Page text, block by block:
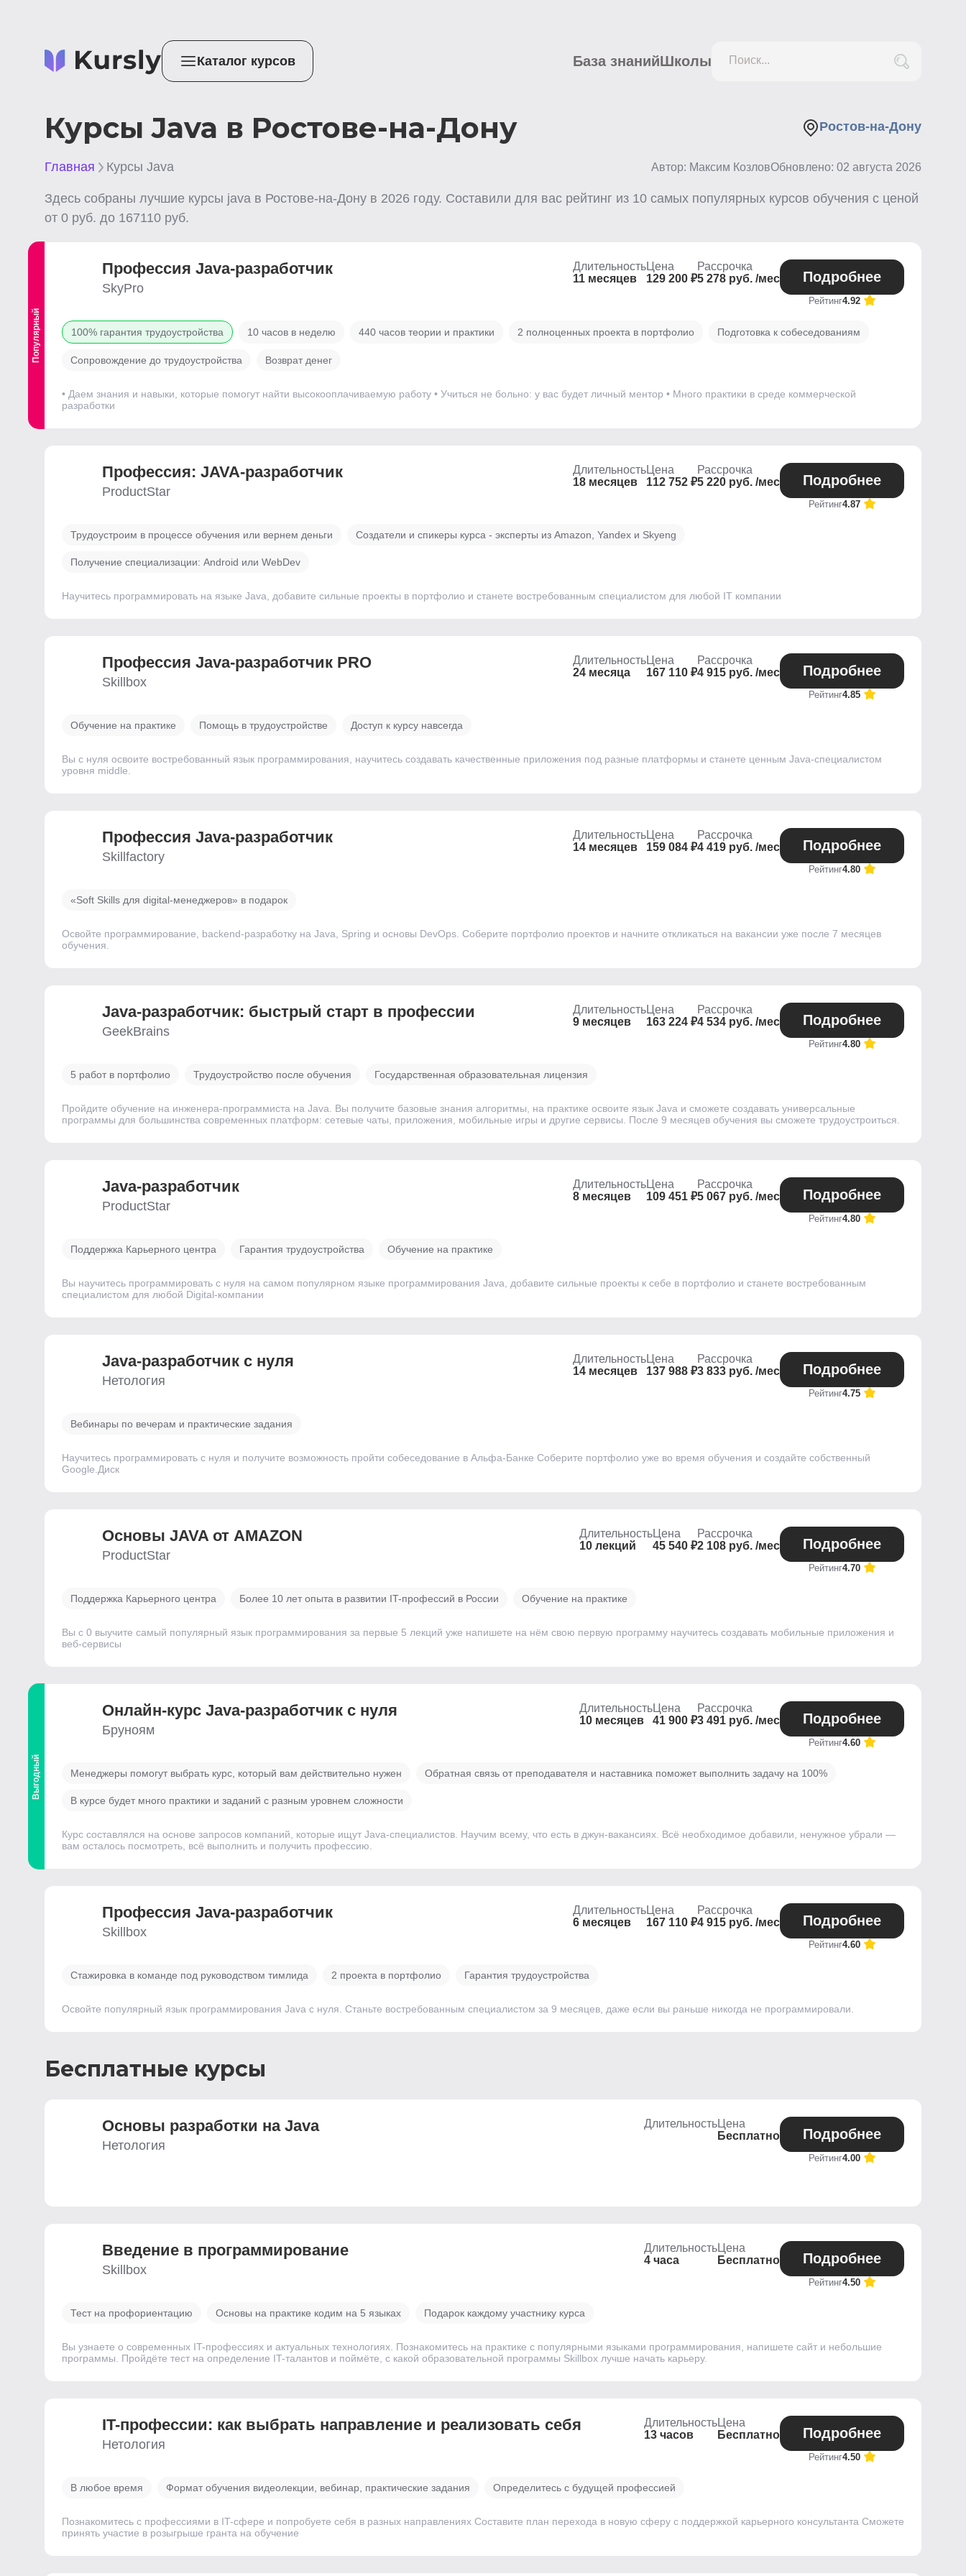
Каталог курсов База знанийШколы Поиск...
Курсы Java в Ростове-на-Дону Ростов-на-Дону
Главная Курсы Java Автор: Максим КозловОбновлено: 02 августа 2026
Здесь собраны лучшие курсы java в Ростове-на-Дону в 2026 году. Составили для вас рейтинг из 10 самых популярных курсов обучения с ценой
от 0 руб. до 167110 руб.
Популярный
Профессия Java-разработчик
SkyPro
Длительность
11 месяцев
Цена
129 200 ₽
Рассрочка
5 278 руб. /мес
Подробнее
Рейтинг4.92
100% гарантия трудоустройства 10 часов в неделю 440 часов теории и практики 2 полноценных проекта в портфолио Подготовка к собеседованиям
Сопровождение до трудоустройства Возврат денег
• Даем знания и навыки, которые помогут найти высокооплачиваемую работу • Учиться не больно: у вас будет личный ментор • Много практики в среде коммерческой
разработки
Профессия: JAVA-разработчик
ProductStar
Длительность
18 месяцев
Цена
112 752 ₽
Рассрочка
5 220 руб. /мес
Подробнее
Рейтинг4.87
Трудоустроим в процессе обучения или вернем деньги Создатели и спикеры курса - эксперты из Amazon, Yandex и Skyeng
Получение специализации: Android или WebDev
Научитесь программировать на языке Java, добавите сильные проекты в портфолио и станете востребованным специалистом для любой IT компании
Профессия Java-разработчик PRO
Skillbox
Длительность
24 месяца
Цена
167 110 ₽
Рассрочка
4 915 руб. /мес
Подробнее
Рейтинг4.85
Обучение на практике Помощь в трудоустройстве Доступ к курсу навсегда
Вы с нуля освоите востребованный язык программирования, научитесь создавать качественные приложения под разные платформы и станете ценным Java-специалистом
уровня middle.
Профессия Java-разработчик
Skillfactory
Длительность
14 месяцев
Цена
159 084 ₽
Рассрочка
4 419 руб. /мес
Подробнее
Рейтинг4.80
«Soft Skills для digital-менеджеров» в подарок
Освойте программирование, backend-разработку на Java, Spring и основы DevOps. Соберите портфолио проектов и начните откликаться на вакансии уже после 7 месяцев
обучения.
Java-разработчик: быстрый старт в профессии
GeekBrains
Длительность
9 месяцев
Цена
163 224 ₽
Рассрочка
4 534 руб. /мес
Подробнее
Рейтинг4.80
5 работ в портфолио Трудоустройство после обучения Государственная образовательная лицензия
Пройдите обучение на инженера-программиста на Java. Вы получите базовые знания алгоритмы, на практике освоите язык Java и сможете создавать универсальные
программы для большинства современных платформ: сетевые чаты, приложения, мобильные игры и другие сервисы. После 9 месяцев обучения вы сможете трудоустроиться.
Java-разработчик
ProductStar
Длительность
8 месяцев
Цена
109 451 ₽
Рассрочка
5 067 руб. /мес
Подробнее
Рейтинг4.80
Поддержка Карьерного центра Гарантия трудоустройства Обучение на практике
Вы научитесь программировать с нуля на самом популярном языке программирования Java, добавите сильные проекты к себе в портфолио и станете востребованным
специалистом для любой Digital-компании
Java-разработчик с нуля
Нетология
Длительность
14 месяцев
Цена
137 988 ₽
Рассрочка
3 833 руб. /мес
Подробнее
Рейтинг4.75
Вебинары по вечерам и практические задания
Научитесь программировать с нуля и получите возможность пройти собеседование в Альфа-Банке Соберите портфолио уже во время обучения и создайте собственный
Google.Диск
Основы JAVA от AMAZON
ProductStar
Длительность
10 лекций
Цена
45 540 ₽
Рассрочка
2 108 руб. /мес
Подробнее
Рейтинг4.70
Поддержка Карьерного центра Более 10 лет опыта в развитии IT-профессий в России Обучение на практике
Вы с 0 выучите самый популярный язык программирования за первые 5 лекций уже напишете на нём свою первую программу научитесь создавать мобильные приложения и
веб-сервисы
Выгодный
Онлайн-курс Java-разработчик с нуля
Бруноям
Длительность
10 месяцев
Цена
41 900 ₽
Рассрочка
3 491 руб. /мес
Подробнее
Рейтинг4.60
Менеджеры помогут выбрать курс, который вам действительно нужен Обратная связь от преподавателя и наставника поможет выполнить задачу на 100%
В курсе будет много практики и заданий с разным уровнем сложности
Курс составлялся на основе запросов компаний, которые ищут Java-специалистов. Научим всему, что есть в джун-вакансиях. Всё необходимое добавили, ненужное убрали —
вам осталось посмотреть, всё выполнить и получить профессию.
Профессия Java-разработчик
Skillbox
Длительность
6 месяцев
Цена
167 110 ₽
Рассрочка
4 915 руб. /мес
Подробнее
Рейтинг4.60
Стажировка в команде под руководством тимлида 2 проекта в портфолио Гарантия трудоустройства
Освойте популярный язык программирования Java с нуля. Станьте востребованным специалистом за 9 месяцев, даже если вы раньше никогда не программировали.
Бесплатные курсы
Основы разработки на Java
Нетология
ДлительностьЦена
Бесплатно
Подробнее
Рейтинг4.00
Введение ­в программирова­ние
Skillbox
Длительность
4 часа
Цена
Бесплатно
Подробнее
Рейтинг4.50
Тест на профориентацию Основы на практике кодим на 5 языках Подарок каждому участнику курса
Вы узнаете о современных IT-профессиях и актуальных технологиях. Познакомитесь на практике с популярными языками программирования, напишете сайт и небольшие
программы. Пройдёте тест на определение IT-талантов и поймёте, с какой образовательной программы Skillbox лучше начать карьеру.
IT-профессии: как выбрать направление и реализовать себя
Нетология
Длительность
13 часов
Цена
Бесплатно
Подробнее
Рейтинг4.50
В любое время Формат обучения видеолекции, вебинар, практические задания Определитесь с будущей профессией
Познакомитесь с профессиями в IT-сфере и попробуете себя в разных направлениях Составите план перехода в новую сферу с поддержкой карьерного консультанта Сможете
принять участие в розыгрыше гранта на обучение